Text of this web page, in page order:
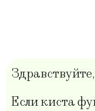
Если киста